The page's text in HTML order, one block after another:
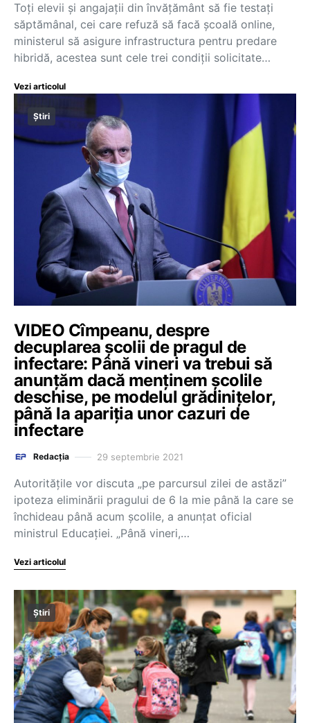
Toți elevii și angajații din învățământ să fie testați
săptămânal, cei care refuză să facă școală online,
ministerul să asigure infrastructura pentru predare
hibridă, acestea sunt cele trei condiții solicitate…
Vezi articolul
Știri
VIDEO Cîmpeanu, despre
decuplarea școlii de pragul de
infectare: Până vineri va trebui să
anunțăm dacă menținem școlile
deschise, pe modelul grădinițelor,
până la apariția unor cazuri de
infectare
Redacția 29 septembrie 2021
Autoritățile vor discuta „pe parcursul zilei de astăzi”
ipoteza eliminării pragului de 6 la mie până la care se
închideau până acum școlile, a anunțat oficial
ministrul Educației. „Până vineri,…
Vezi articolul
Știri